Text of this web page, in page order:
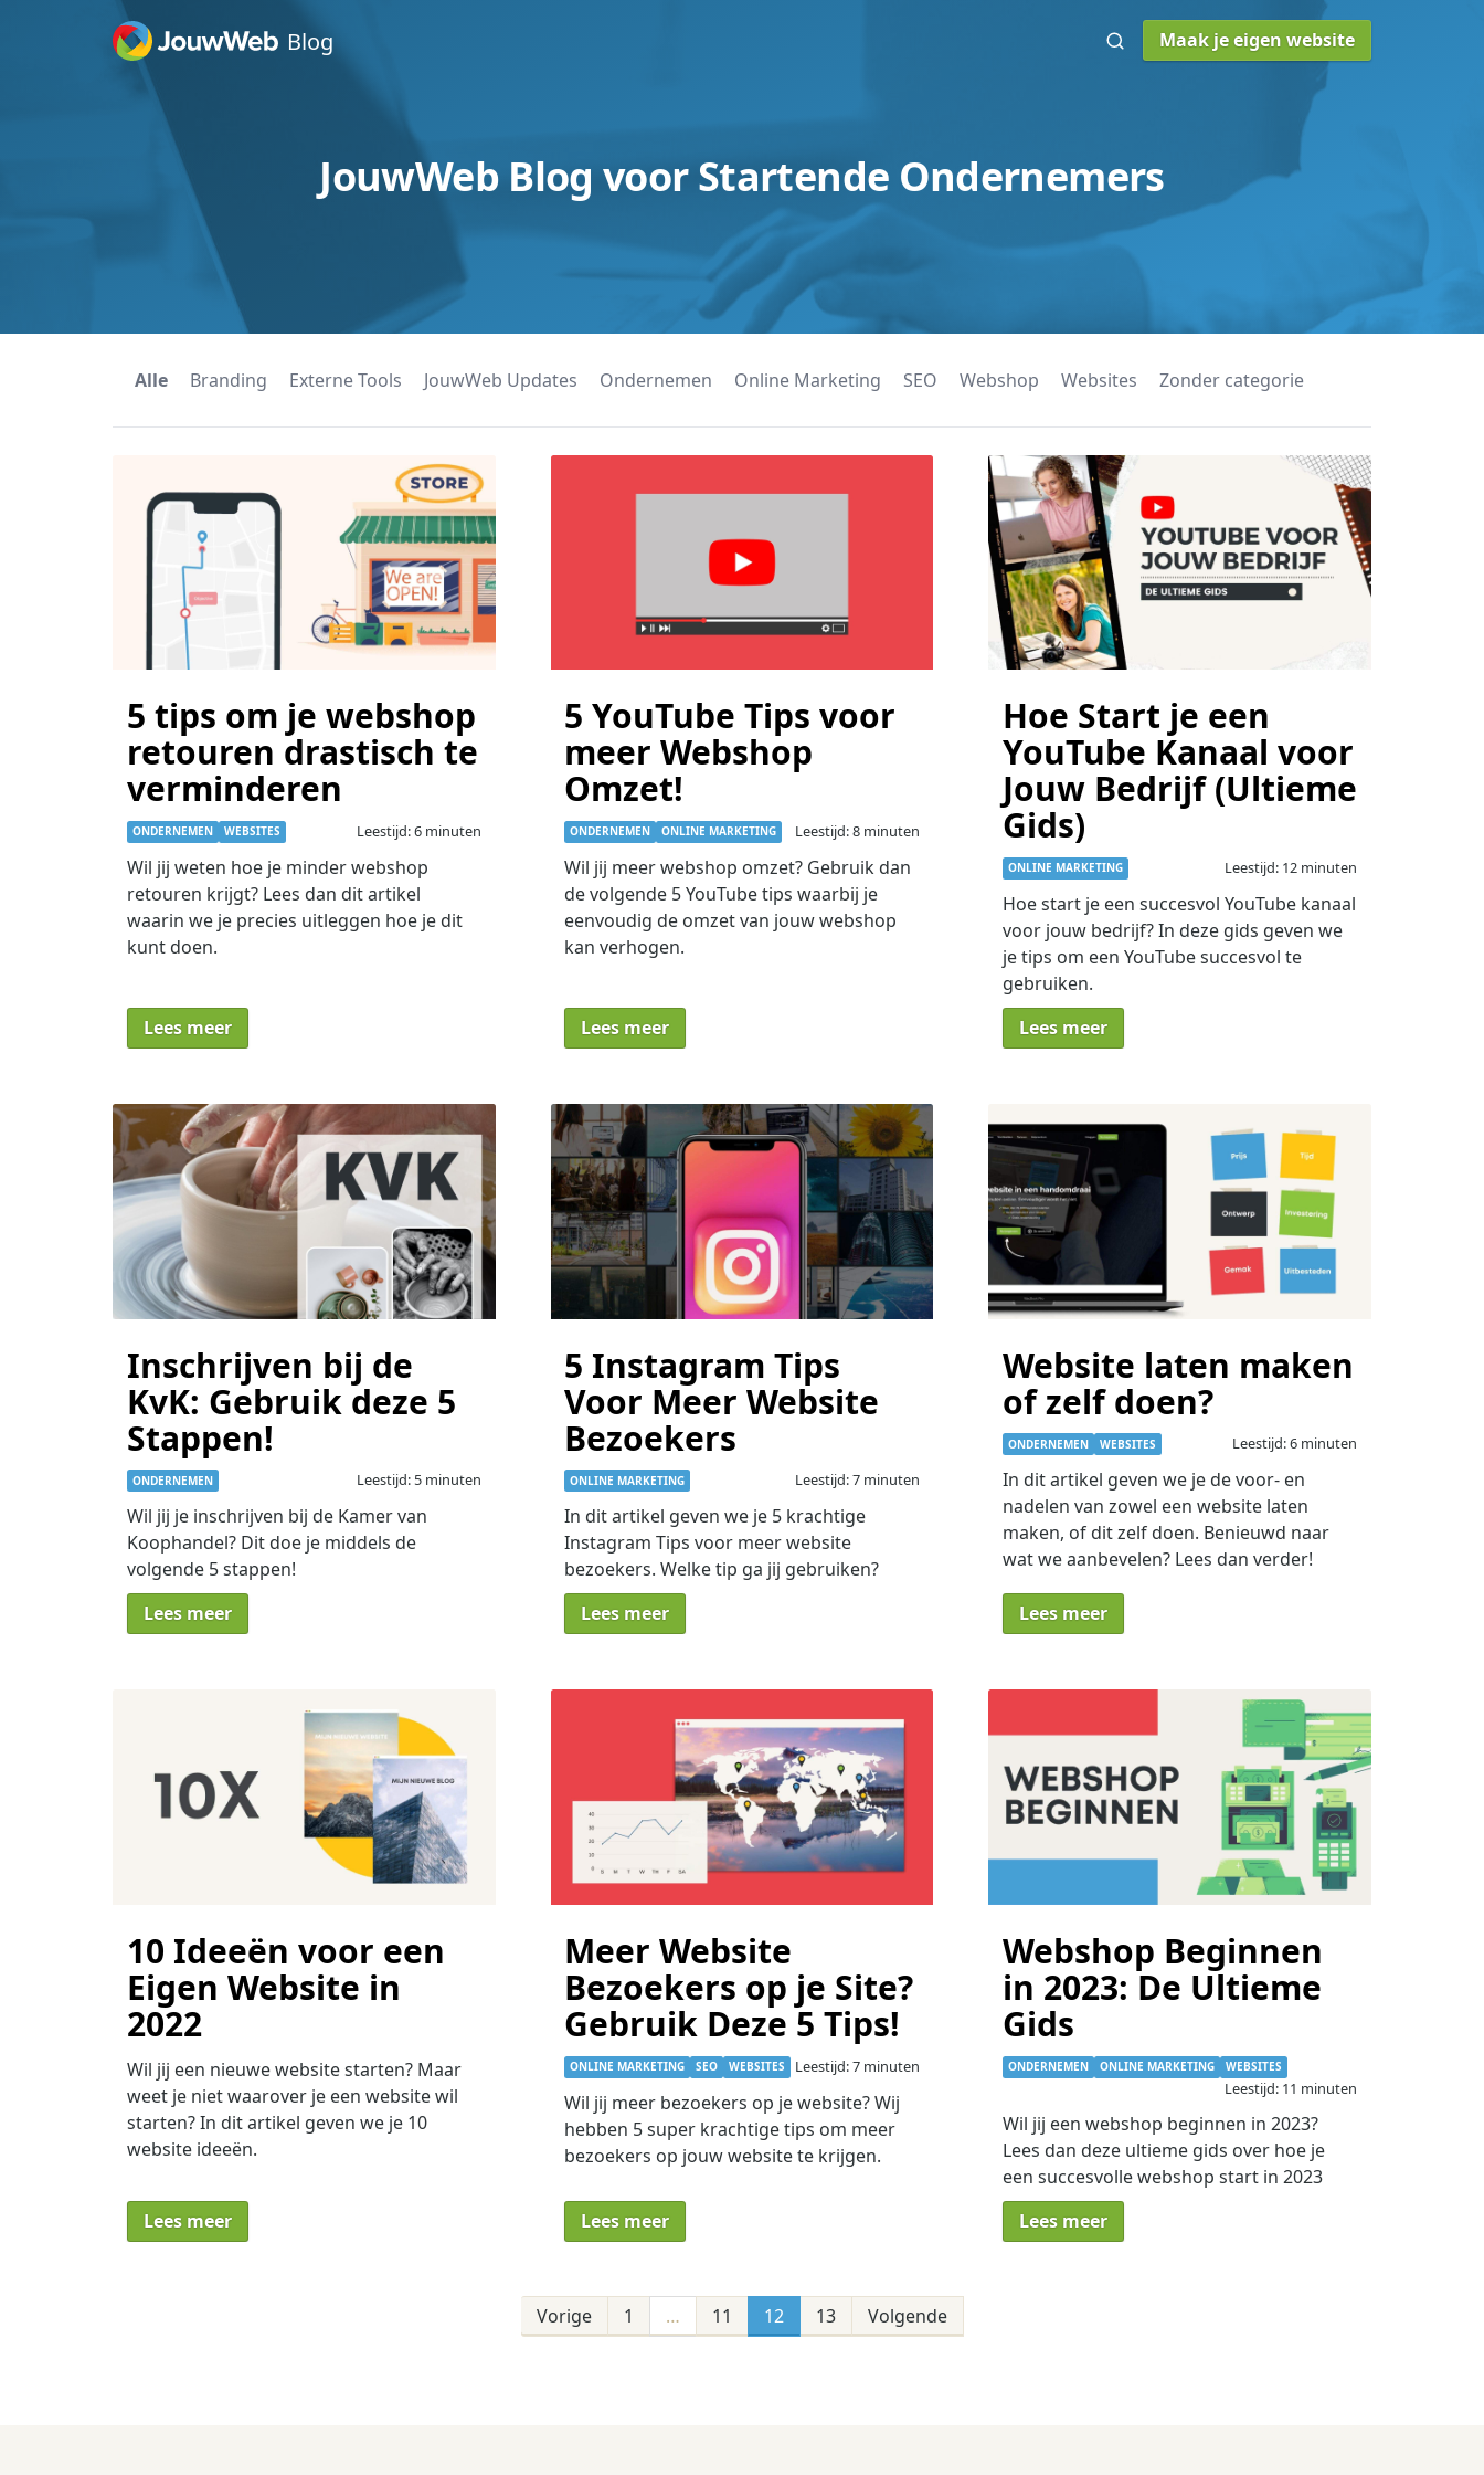
Spring naar inhoud
Blog
Search for: Zoeken
Maak je eigen website
JouwWeb Blog voor Startende Ondernemers
Alle Branding Externe Tools JouwWeb Updates Ondernemen Online Marketing SEO Webshop Websites Zonder categorie
5 tips om je webshop
retouren drastisch te
verminderen
ONDERNEMEN WEBSITES Leestijd: 6 minuten
Wil jij weten hoe je minder webshop
retouren krijgt? Lees dan dit artikel
waarin we je precies uitleggen hoe je dit
kunt doen.
Lees meer
5 YouTube Tips voor
meer Webshop
Omzet!
ONDERNEMEN ONLINE MARKETING Leestijd: 8 minuten
Wil jij meer webshop omzet? Gebruik dan
de volgende 5 YouTube tips waarbij je
eenvoudig de omzet van jouw webshop
kan verhogen.
Lees meer
Hoe Start je een
YouTube Kanaal voor
Jouw Bedrijf (Ultieme
Gids)
ONLINE MARKETING Leestijd: 12 minuten
Hoe start je een succesvol YouTube kanaal
voor jouw bedrijf? In deze gids geven we
je tips om een YouTube succesvol te
gebruiken.
Lees meer
Inschrijven bij de
KvK: Gebruik deze 5
Stappen!
ONDERNEMEN Leestijd: 5 minuten
Wil jij je inschrijven bij de Kamer van
Koophandel? Dit doe je middels de
volgende 5 stappen!
Lees meer
5 Instagram Tips
Voor Meer Website
Bezoekers
ONLINE MARKETING Leestijd: 7 minuten
In dit artikel geven we je 5 krachtige
Instagram Tips voor meer website
bezoekers. Welke tip ga jij gebruiken?
Lees meer
Website laten maken
of zelf doen?
ONDERNEMEN WEBSITES Leestijd: 6 minuten
In dit artikel geven we je de voor- en
nadelen van zowel een website laten
maken, of dit zelf doen. Benieuwd naar
wat we aanbevelen? Lees dan verder!
Lees meer
10 Ideeën voor een
Eigen Website in
2022
Wil jij een nieuwe website starten? Maar
weet je niet waarover je een website wil
starten? In dit artikel geven we je 10
website ideeën.
Lees meer
Meer Website
Bezoekers op je Site?
Gebruik Deze 5 Tips!
ONLINE MARKETING SEO WEBSITES Leestijd: 7 minuten
Wil jij meer bezoekers op je website? Wij
hebben 5 super krachtige tips om meer
bezoekers op jouw website te krijgen.
Lees meer
Webshop Beginnen
in 2023: De Ultieme
Gids
ONDERNEMEN ONLINE MARKETING WEBSITES
Leestijd: 11 minuten
Wil jij een webshop beginnen in 2023?
Lees dan deze ultieme gids over hoe je
een succesvolle webshop start in 2023
Lees meer
Vorige 1 … 11 12 13 Volgende